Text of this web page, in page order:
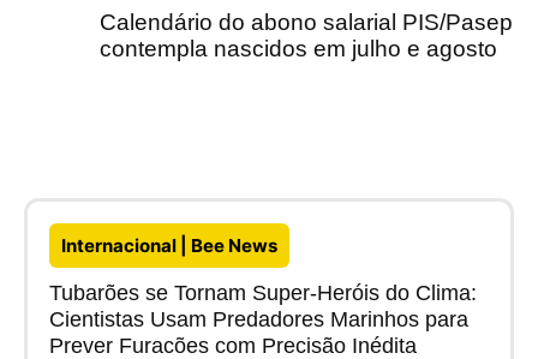
Calendário do abono salarial PIS/Pasep
contempla nascidos em julho e agosto
Internacional | Bee News
Tubarões se Tornam Super-Heróis do Clima:
Cientistas Usam Predadores Marinhos para
Prever Furacões com Precisão Inédita